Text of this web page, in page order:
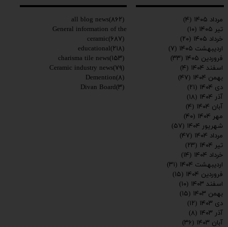
all blog news(۸۶۲)
General information of the
ceramic(۶۸۷)
educational(۲۱۸)
charisma tile news(۱۵۳)
Ceramic industry news(۷۹)
Demention(۸)
Divan Board(۳)
مرداد ۱۴۰۵
(۴)
تیر ۱۴۰۵
(۱۰)
خرداد ۱۴۰۵
(۲۰)
اردیبهشت ۱۴۰۵
(۷)
فروردین ۱۴۰۵
(۳۳)
اسفند ۱۴۰۴
(۴)
بهمن ۱۴۰۴
(۴۷)
دی ۱۴۰۴
(۲۱)
آذر ۱۴۰۴
(۱۸)
آبان ۱۴۰۴
(۴)
مهر ۱۴۰۴
(۴۰)
شهریور ۱۴۰۴
(۵۷)
مرداد ۱۴۰۴
(۴۷)
تیر ۱۴۰۴
(۲۳)
خرداد ۱۴۰۴
(۱۴)
اردیبهشت ۱۴۰۴
(۳۱)
فروردین ۱۴۰۴
(۱۵)
اسفند ۱۴۰۳
(۱۰)
بهمن ۱۴۰۳
(۱۵)
دی ۱۴۰۳
(۱۲)
آذر ۱۴۰۳
(۸)
آبان ۱۴۰۳
(۳۶)